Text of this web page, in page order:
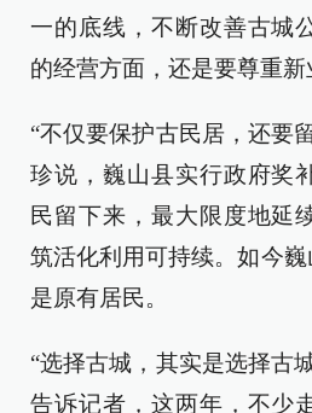
一的底线，不断改善古城
的经营方面，还是要尊重新
“不仅要保护古民居，还要
珍说，巍山县实行政府奖
民留下来，最大限度地延
筑活化利用可持续。如今
是原有居民。
“选择古城，其实是选择古
告诉记者，这两年，不少